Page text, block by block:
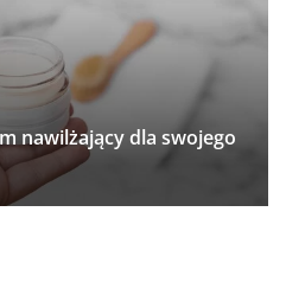
nawilżający dla swojego